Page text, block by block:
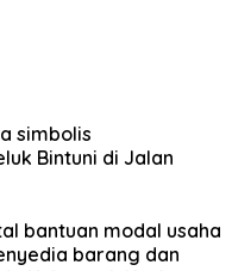
simbolis
Bintuni di Jalan
bantuan modal usaha
barang dan